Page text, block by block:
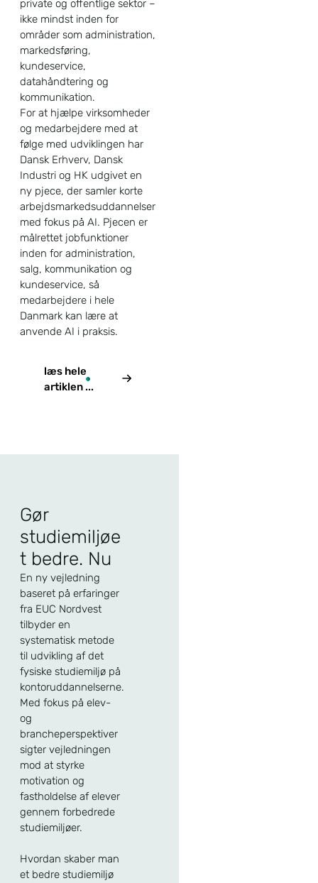
private og offentlige sektor –
ikke mindst inden for
områder som administration,
markedsføring,
kundeservice,
datahåndtering og
kommunikation.
For at hjælpe virksomheder
og medarbejdere med at
følge med udviklingen har
Dansk Erhverv, Dansk
Industri og HK udgivet en
ny pjece, der samler korte
arbejdsmarkedsuddannelser
med fokus på AI. Pjecen er
målrettet jobfunktioner
inden for administration,
salg, kommunikation og
kundeservice, så
medarbejdere i hele
Danmark kan lære at
anvende AI i praksis.
læs hele
artiklen ...
Gør
studiemiljøe
t bedre. Nu
En ny vejledning
baseret på erfaringer
fra EUC Nordvest
tilbyder en
systematisk metode
til udvikling af det
fysiske studiemiljø på
kontoruddannelserne.
Med fokus på elev-
og
brancheperspektiver
sigter vejledningen
mod at styrke
motivation og
fastholdelse af elever
gennem forbedrede
studiemiljøer.
Hvordan skaber man
et bedre studiemiljø